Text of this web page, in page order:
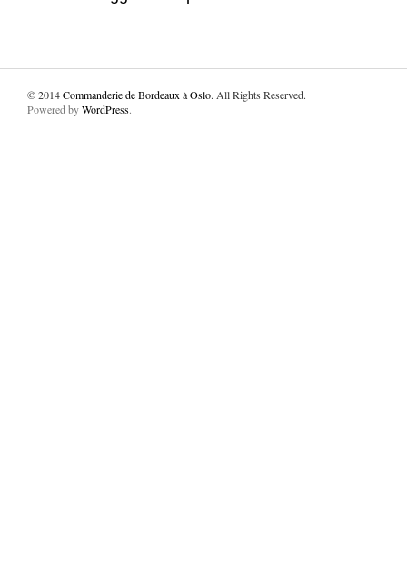
© 2014Commanderie de Bordeaux à Oslo. All Rights Reserved.
Powered byWordPress.